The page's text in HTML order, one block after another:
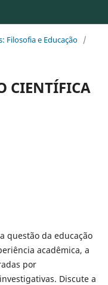
Filosofia e Educação /
CIENTÍFICA
questão da educação
acadêmica, a
por
Discute a